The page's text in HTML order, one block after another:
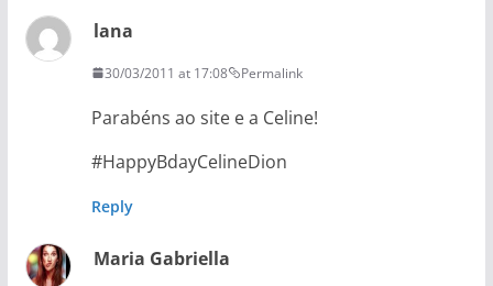
lana
30/03/2011 at 17:08 Permalink
Parabéns ao site e a Celine!
#HappyBdayCelineDion
Reply
Maria Gabriella